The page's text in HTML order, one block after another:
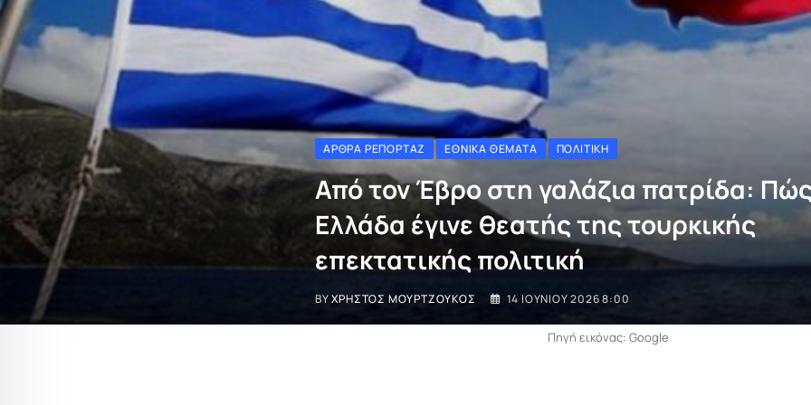
ΆΡΘΡΑ ΡΕΠΟΡΤΆΖ ΕΘΝΙΚΆ ΘΈΜΑΤΑ ΠΟΛΙΤΙΚΉ
Από τον Έβρο στη γαλάζια πατρίδα:
Ελλάδα έγινε θεατής της τουρκικής
επεκτατικής πολιτική
BYΧΡΉΣΤΟΣ ΜΟΥΡΤΖΟΎΚΟΣ 14 ΙΟΥΝΊΟΥ 2026 8:00
Πηγή εικόνας: Google